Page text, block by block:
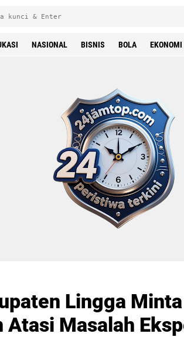
NASIONAL BISNIS BOLA EKONOMI
Lingga Minta
Atasi Masalah